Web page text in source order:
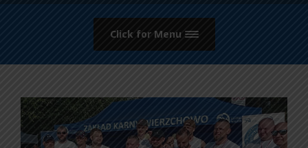
Click for Menu